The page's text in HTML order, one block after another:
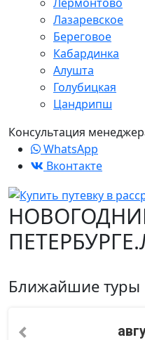
Лазаревское
Береговое
Кабардинка
Алушта
Голубицкая
Цандрипш
Консультация
WhatsApp
Вконтакте
Ближайшие туры